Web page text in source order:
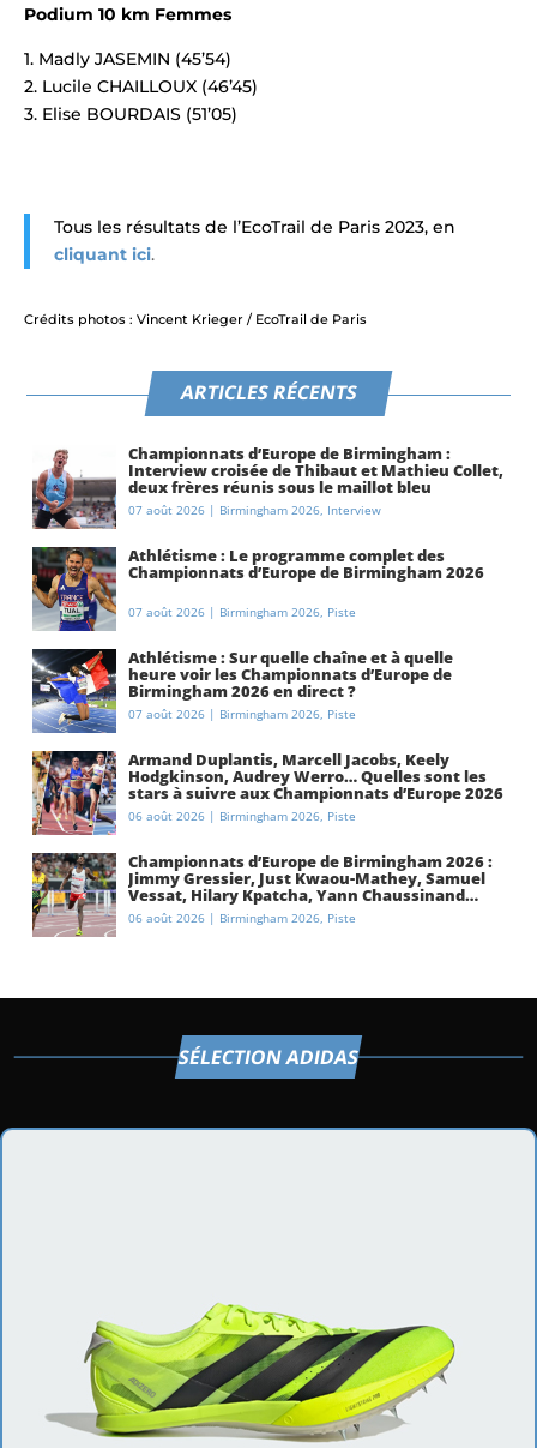
Podium 10 km Femmes
1. Madly JASEMIN (45’54)
2. Lucile CHAILLOUX (46’45)
3. Elise BOURDAIS (51’05)
Tous les résultats de l’EcoTrail de Paris 2023, en
cliquant ici.
Crédits photos : Vincent Krieger / EcoTrail de Paris
ARTICLES RÉCENTS
Championnats d’Europe de Birmingham :
Interview croisée de Thibaut et Mathieu Collet,
deux frères réunis sous le maillot bleu
07 août 2026 | Birmingham 2026, Interview
Athlétisme : Le programme complet des
Championnats d’Europe de Birmingham 2026
07 août 2026 | Birmingham 2026, Piste
Athlétisme : Sur quelle chaîne et à quelle
heure voir les Championnats d’Europe de
Birmingham 2026 en direct ?
07 août 2026 | Birmingham 2026, Piste
Armand Duplantis, Marcell Jacobs, Keely
Hodgkinson, Audrey Werro… Quelles sont les
stars à suivre aux Championnats d’Europe 2026
à Birmingham ?
06 août 2026 | Birmingham 2026, Piste
Championnats d’Europe de Birmingham 2026 :
Jimmy Gressier, Just Kwaou-Mathey, Samuel
Vessat, Hilary Kpatcha, Yann Chaussinand…
Présentation de l’équipe de France
d’athlétisme
06 août 2026 | Birmingham 2026, Piste
SÉLECTION ADIDAS